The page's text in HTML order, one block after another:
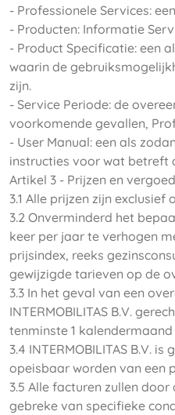
- Professionele Services:
- Producten: Informatie
- Product Specificatie: een
waarin de
zijn.
- Service Periode: de
voorkomende gevallen,
- User Manual: een als
instructies voor wat betreft
Artikel 3 - Prijzen en
3.1 Alle prijzen zijn
3.2 Onverminderd het
keer per jaar te verhogen
prijsindex, reeks
gewijzigde tarieven op de
3.3 In het geval van een
INTERMOBILITAS B.V.
tenminste 1
3.4 INTERMOBILITAS B.V.
opeisbaar worden van een
3.5 Alle facturen zullen
gebreke van specifieke